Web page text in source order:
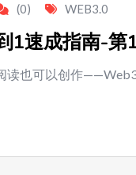
(0) WEB3.0
1速成指南-第
读也可以创作